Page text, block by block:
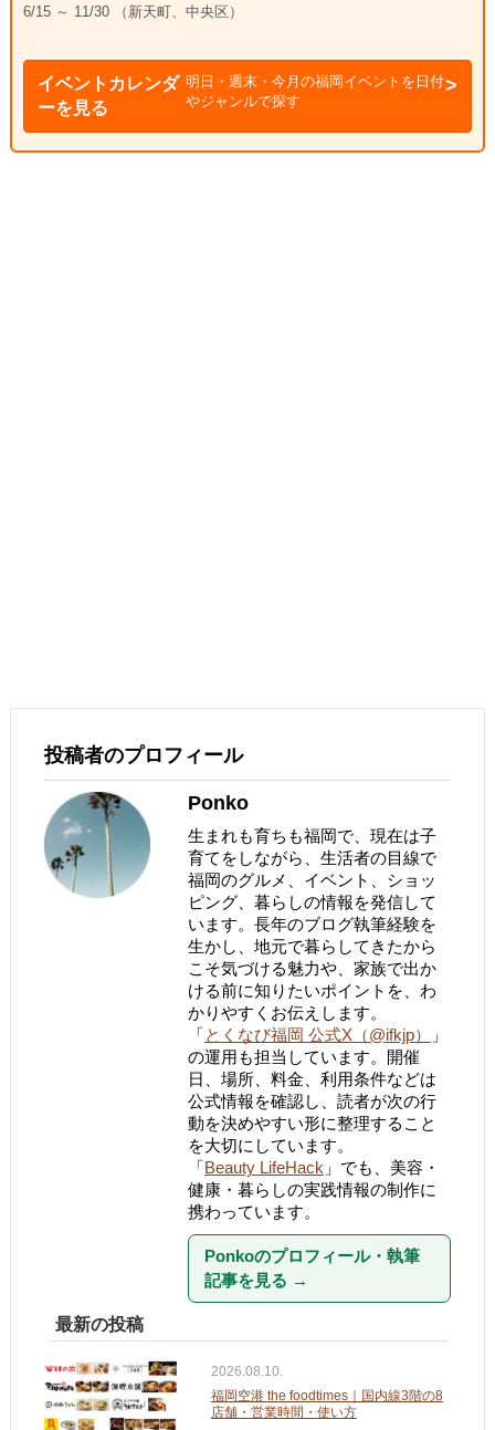
6/15 ～ 11/30 （新天町、中央区）
イベントカレンダ
ーを見る
明日・週末・今月の福岡イベントを日付
やジャンルで探す
投稿者のプロフィール
Ponko
生まれも育ちも福岡で、現在は子
育てをしながら、生活者の目線で
福岡のグルメ、イベント、ショッ
ピング、暮らしの情報を発信して
います。長年のブログ執筆経験を
生かし、地元で暮らしてきたから
こそ気づける魅力や、家族で出か
ける前に知りたいポイントを、わ
かりやすくお伝えします。
「とくなび福岡 公式X（@ifkjp）
」
の運用も担当しています。開催
日、場所、料金、利用条件などは
公式情報を確認し、読者が次の行
動を決めやすい形に整理すること
を大切にしています。
「Beauty LifeHack 」でも、美容・
健康・暮らしの実践情報の制作に
携わっています。
Ponkoのプロフィール・執筆
記事を見る →
最新の投稿
2026.08.10.
福岡空港 the foodtimes｜国内線3階の8
店舗・営業時間・使い方